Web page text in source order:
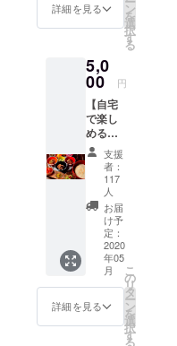
したい
き、新
しくリ
ターン
を追加
しまし
た。
リジナ
ルTシャ
ツで
ロナ終
息と皆
様の健
康を
願った
コメン
トが
バック
プリン
トされ
ていま
す。 ＊
サイズ
をお選
び頂け
ます、
着用時
のイ
詳細を見る ン
を
選
択
す
る
5,0
00 円
【自宅
で楽し
めるオ
リジナ
ルタコ
スキッ
ト】ア
フロタ
コス自
慢のタ
コスを
ご自宅
で楽し
んでも
らお
支援
者：
117
人
お届
け予
定：
2020
年05
月
詳細を見る
こ
の
リ
タ
ー
ン
を
選
択
す
る